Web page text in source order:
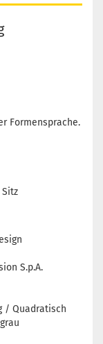
Formensprache.
S.p.A.
/ Quadratisch